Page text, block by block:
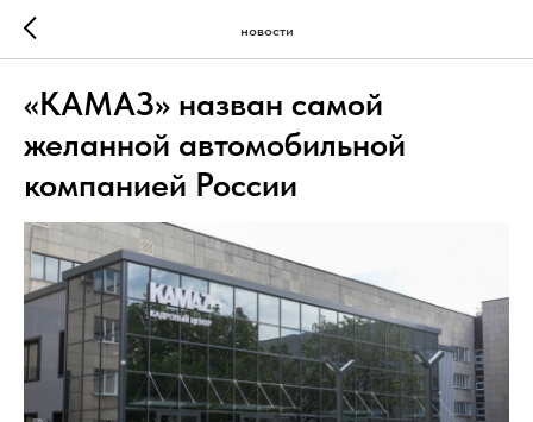
новости
«КАМАЗ» назван самой
желанной автомобильной
компанией России